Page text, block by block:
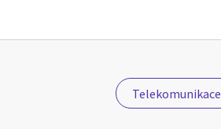
Telekomunikace